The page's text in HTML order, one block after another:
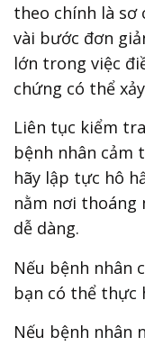
theo chính là
vài bước đơn
lớn trong việc
chứng có thể
Liên tục kiểm
bệnh nhân cảm
hãy lập tực hô
nằm nơi
dễ dàng.
Nếu bệnh nhân
bạn có thể thực
Nếu bệnh nhân